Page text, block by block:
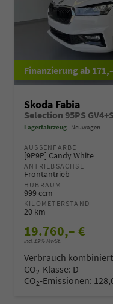
ab
Skoda Fabia
Lagerfahrzeug Neuwagen
AUSSENFARBE
[9P9P] Candy White
ANTRIEBSACHSE
Frontantrieb
HUBRAUM
999 ccm
KILOMETERSTAND
20 km
19.760,– €
incl. 19% MwSt.
Verbrauch
CO2-Klasse: D
CO2-Emissionen: